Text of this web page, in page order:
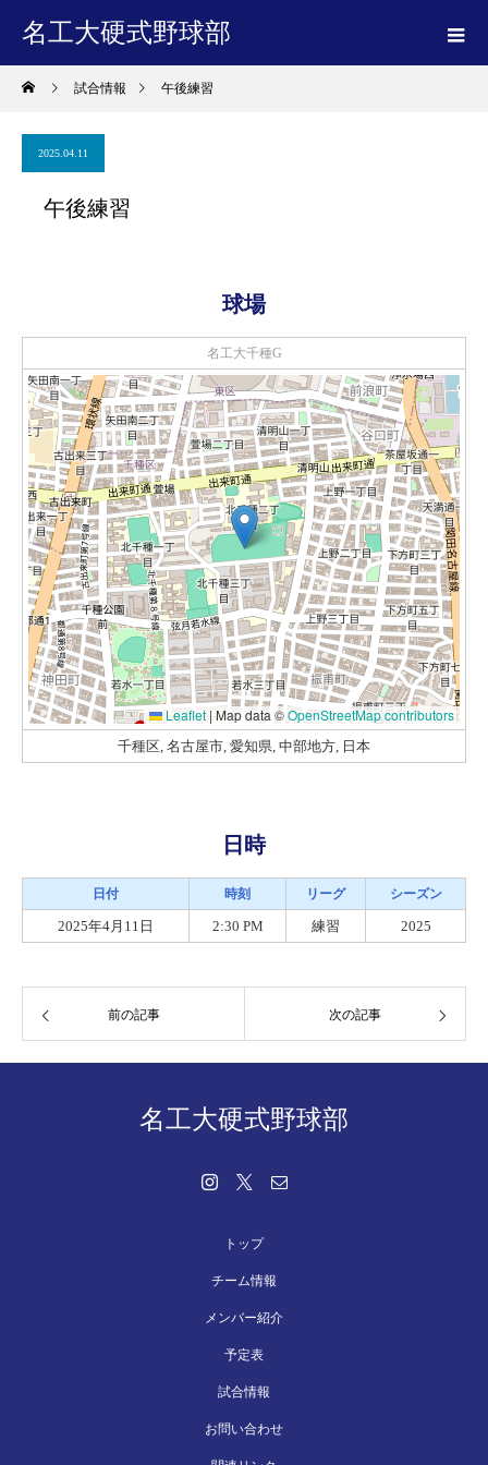
名工大硬式野球部
試合情報 午後練習
2025.04.11
午後練習
球場
名工大千種G
Leaflet | Map data ©OpenStreetMap contributors
千種区, 名古屋市, 愛知県, 中部地方, 日本
日時
日付 時刻 リーグ シーズン
2025年4月11日 2:30 PM 練習 2025
前の記事 次の記事
名工大硬式野球部
トップ
チーム情報
メンバー紹介
予定表
試合情報
お問い合わせ